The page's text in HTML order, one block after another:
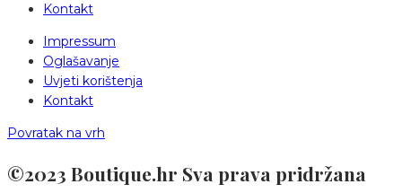
Kontakt
Impressum
Oglašavanje
Uvjeti korištenja
Kontakt
Povratak na vrh
©2023 Boutique.hr Sva prava pridržana